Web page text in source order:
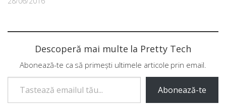
Descoperă mai multe la Pretty Tech
Abonează-te ca să primești ultimele articole prin email.
Tastează emailul tău...
Abonează-te